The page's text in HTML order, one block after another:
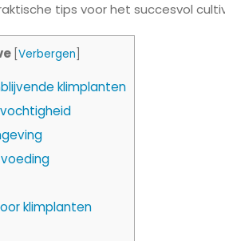
tips voor het succesvol
Verbergen
klimplanten
klimplanten